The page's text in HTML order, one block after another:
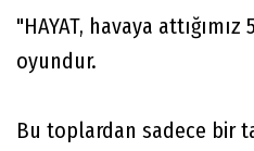
"HAYAT, havaya
oyundur.
Bu toplardan sadece bir